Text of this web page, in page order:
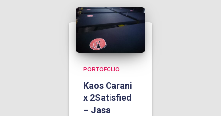
PORTOFOLIO
Kaos Carani
x 2Satisfied
– Jasa